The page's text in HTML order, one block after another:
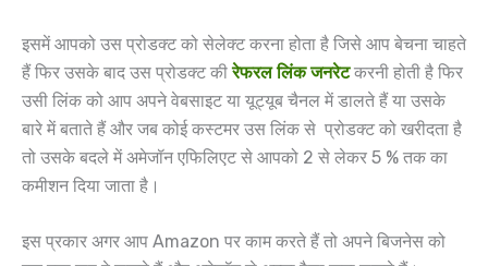
इसमें आपको उस प्रोडक्ट को सेलेक्ट करना होता है जिसे आप बेचना चाहते
हैं फिर उसके बाद उस प्रोडक्ट कीरेफरल लिंक जनरेटकरनी होती है फिर
उसी लिंक को आप अपने वेबसाइट या यूट्यूब चैनल में डालते हैं या उसके
बारे में बताते हैं और जब कोई कस्टमर उस लिंक से प्रोडक्ट को खरीदता है
तो उसके बदले में अमेजॉन एफिलिएट से आपको 2 से लेकर 5 % तक का
कमीशन दिया जाता है।
इस प्रकार अगर आप Amazon पर काम करते हैं तो अपने बिजनेस को